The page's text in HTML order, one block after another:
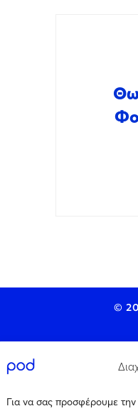
Για να σας προσφέρουμε
©
Cookie Policy